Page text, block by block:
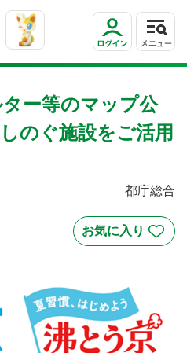
ー等のマップ公
のぐ施設をご活用
都庁総合